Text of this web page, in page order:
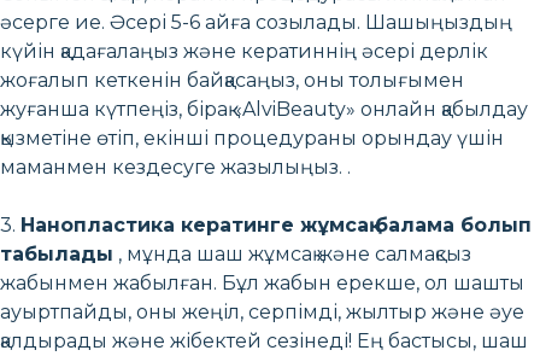
әсерге ие. Әсері 5-6 айға созылады. Шашыңыздың
күйін қадағалаңыз және кератиннің әсері дерлік
жоғалып кеткенін байқасаңыз, оны толығымен
жуғанша күтпеңіз, бірақ «AlviBeauty» онлайн қабылдау
қызметіне өтіп, екінші процедураны орындау үшін
маманмен кездесуге жазылыңыз. .
3. Нанопластика кератинге жұмсақ балама болып
табылады , мұнда шаш жұмсақ және салмақсыз
жабынмен жабылған. Бұл жабын ерекше, ол шашты
ауыртпайды, оны жеңіл, серпімді, жылтыр және әуе
қалдырады және жібектей сезінеді! Ең бастысы, шаш